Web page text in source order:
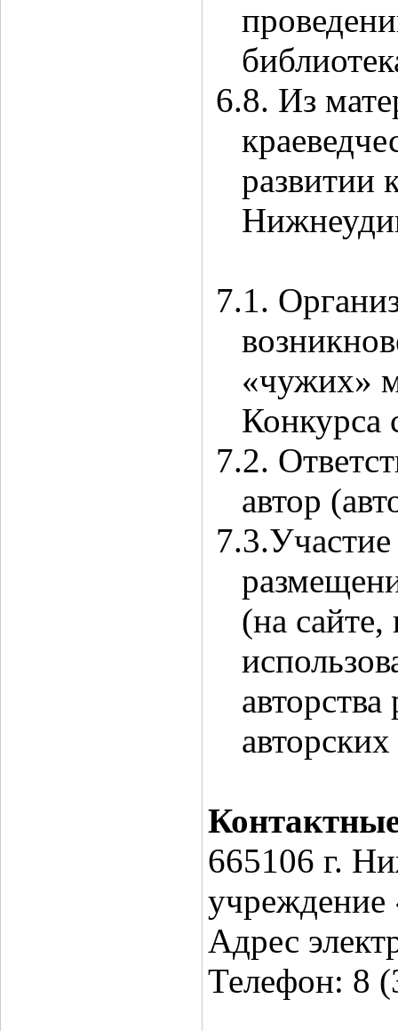
6.8. Из
развитии
7.1.
«чужих»
Конкурса
7.2.
автор
7.3.Участие
(на
665106 г.
учреждение
Адрес
Телефон: 8